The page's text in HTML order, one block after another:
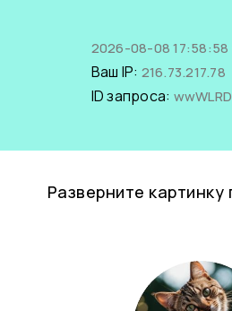
2026-08-08 17:58:58
Ваш IP: 216.73.217.78
ID запроса:
Разверните картинку